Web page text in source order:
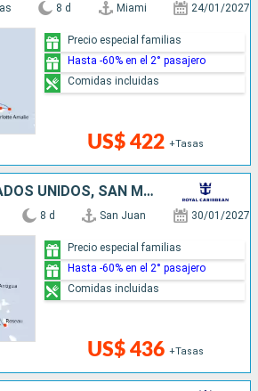
8 d Miami 24/01/2027
US$ 422 +Tasas
Precio especial familias
Hasta -60% en el 2° pasajero
Comidas incluidas
PUERTO RICO, ESTADOS UNIDOS, SAN MARTÍN, ANTIGUA Y BARBUDA, DOMINICA
8 d San Juan 30/01/2027
US$ 436 +Tasas
Precio especial familias
Hasta -60% en el 2° pasajero
Comidas incluidas